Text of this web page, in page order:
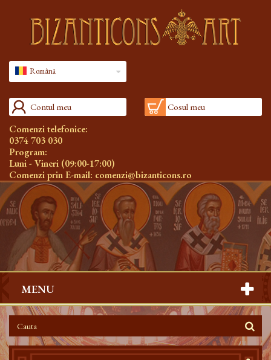
Română
Contul meu Cosul meu
Comenzi telefonice:
0374 703 030
Program:
Luni - Vineri (09:00-17:00)
Comenzi prin E-mail: comenzi@bizanticons.ro
MENU